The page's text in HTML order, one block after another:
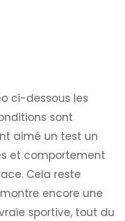
ci-dessous les
sont
aimé un test un
et comportement
Cela reste
encore une
sportive, tout du